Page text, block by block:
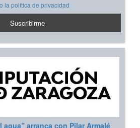
la política de privacidad
agua” arranca con Pilar Armalé